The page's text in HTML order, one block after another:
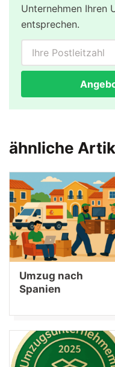
Unternehmen Ihren
entsprechen.
Ihre Postleitzahl
ähnliche
Umzug nach
Spanien